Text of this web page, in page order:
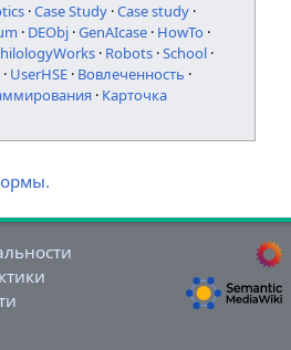
·Case Study ·Case study ·
· DEObj ·GenAIcase · HowTo ·
· Robots ·School ·
· UserHSE · Вовлеченность ·
· Карточка